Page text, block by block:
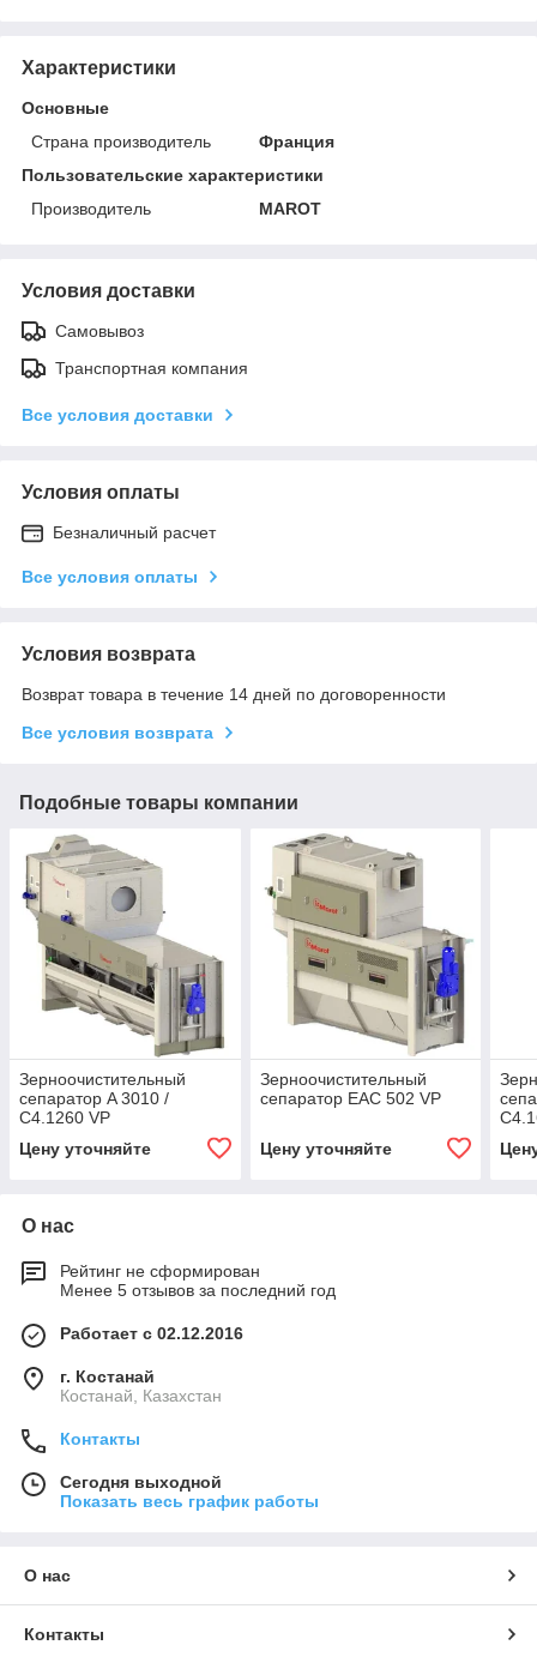
Характеристики
Основные
Страна производитель
Франция
Пользовательские характеристики
Производитель
MAROT
Условия доставки
Самовывоз
Транспортная компания
Все условия доставки
Условия оплаты
Безналичный расчет
Все условия оплаты
Условия возврата
Возврат товара в течение 14 дней по договоренности
Все условия возврата
Подобные товары компании
Зерноочистительный
сепаратор A 3010 /
C4.1260 VP
Цену уточняйте
Зерноочистительный
сепаратор EAC 502 VP
Цену уточняйте
О нас
Рейтинг не сформирован
Менее 5 отзывов за последний год
Работает с 02.12.2016
г. Костанай
Костанай, Казахстан
Контакты
Сегодня выходной
Показать весь график работы
О нас
Контакты